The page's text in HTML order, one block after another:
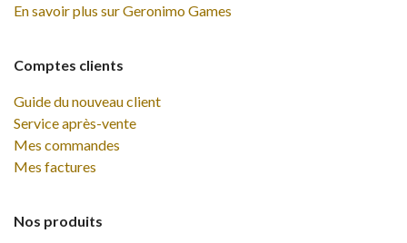
Comptes clients
Guide du nouveau client
Service après-vente
Mes commandes
Mes factures
Nos produits
En savoir plus sur Geronimo Games